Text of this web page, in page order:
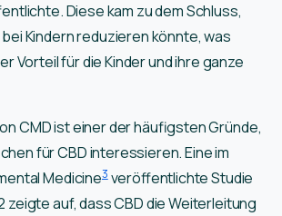
Diese kam zu dem Schluss,
Kindern reduzieren könnte, was
Vorteil für die Kinder und ihre ganze
CMD ist einer der häufigsten Gründe,
für CBD interessieren. Eine im
Medicine3veröffentlichte Studie
zeigte auf, dass CBD die Weiterleitung